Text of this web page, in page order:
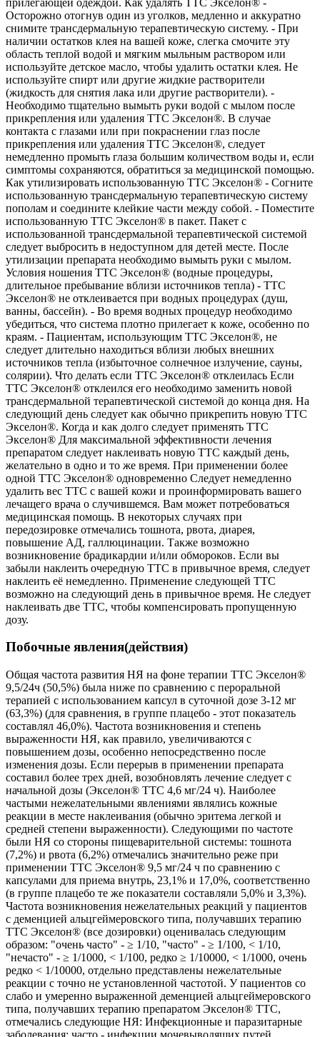
Побочные явления(действия)
Общая частота развития НЯ на фоне терапии ТТС Экселон®
9,5/24ч (50,5%) была ниже по сравнению с пероральной
терапией с использованием капсул в суточной дозе 3-12 мг
(63,3%) (для сравнения, в группе плацебо - этот показатель
составлял 46,0%). Частота возникновения и степень
выраженности НЯ, как правило, увеличиваются с
повышением дозы, особенно непосредственно после
изменения дозы. Если перерыв в применении препарата
составил более трех дней, возобновлять лечение следует с
начальной дозы (Экселон® ТТС 4,6 мг/24 ч). Наиболее
частыми нежелательными явлениями являлись кожные
реакции в месте наклеивания (обычно эритема легкой и
средней степени выраженности). Следующими по частоте
были НЯ со стороны пищеварительной системы: тошнота
(7,2%) и рвота (6,2%) отмечались значительно реже при
применении ТТС Экселон® 9,5 мг/24 ч по сравнению с
капсулами для приема внутрь, 23,1% и 17,0%, соответственно
(в группе плацебо те же показатели составляли 5,0% и 3,3%).
Частота возникновения нежелательных реакций у пациентов
с деменцией альцгеймеровского типа, получавших терапию
ТТС Экселон® (все дозировки) оценивалась следующим
образом: "очень часто" - ≥ 1/10, "часто" - ≥ 1/100, < 1/10,
"нечасто" - ≥ 1/1000, < 1/100, редко ≥ 1/10000, < 1/1000, очень
редко < 1/10000, отдельно представлены нежелательные
реакции с точно не установленной частотой. У пациентов со
слабо и умеренно выраженной деменцией альцгеймеровского
типа, получавших терапию препаратом Экселон® ТТС,
отмечались следующие НЯ: Инфекционные и паразитарные
заболевания: часто - инфекции мочевыводящих путей.